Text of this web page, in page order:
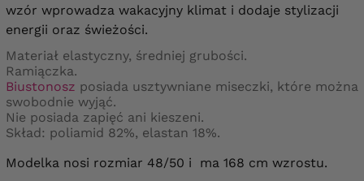
wzór wprowadza wakacyjny klimat i dodaje stylizacji
energii oraz świeżości.
Materiał elastyczny, średniej grubości.
Ramiączka.
Biustonosz posiada usztywniane miseczki, które można
swobodnie wyjąć.
Nie posiada zapięć ani kieszeni.
Skład: poliamid 82%, elastan 18%.
Modelka nosi rozmiar 48/50 i ma 168 cm wzrostu.